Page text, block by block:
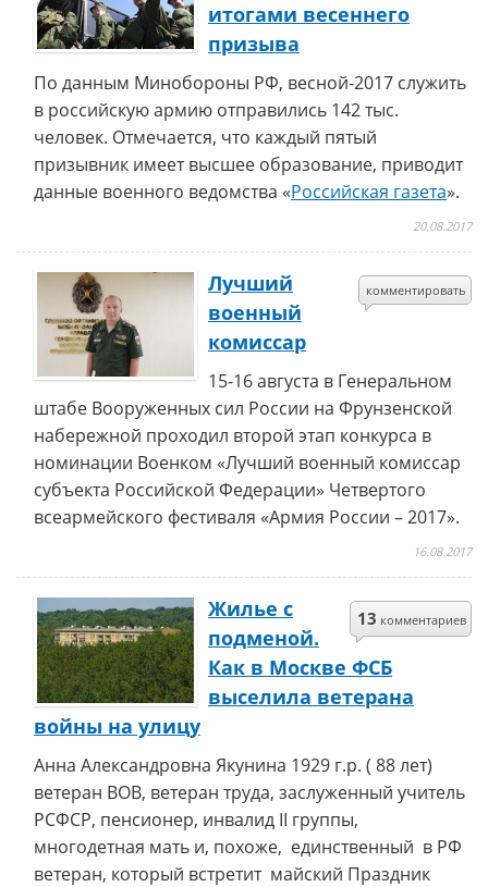
итогами весеннего
призыва
По данным Минобороны РФ, весной-2017 служить
в российскую армию отправились 142 тыс.
человек. Отмечается, что каждый пятый
призывник имеет высшее образование, приводит
данные военного ведомства «Российская газета».
20.08.2017
комментировать
Лучший
военный
комиссар
15-16 августа в Генеральном
штабе Вооруженных сил России на Фрунзенской
набережной проходил второй этап конкурса в
номинации Военком «Лучший военный комиссар
субъекта Российской Федерации» Четвертого
всеармейского фестиваля «Армия России – 2017».
16.08.2017
13 комментариев
Жилье с
подменой.
Как в Москве ФСБ
выселила ветерана
войны на улицу
Анна Александровна Якунина 1929 г.р. ( 88 лет)
ветеран ВОВ, ветеран труда, заслуженный учитель
РСФСР, пенсионер, инвалид II группы,
многодетная мать и, похоже, единственный в РФ
ветеран, который встретит майский Праздник